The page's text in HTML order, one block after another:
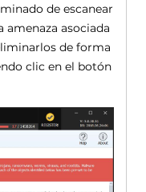
de escanear
amenaza asociada
de forma
clic en el botón